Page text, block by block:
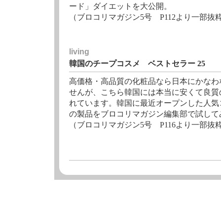
ード」ダイエットを大公開。
（ブロコリマガジン5号 P112より一部抜
living
韓国のチープコスメ ベストセラー 25
高価格・高品質の化粧品なら日本にかな
せんが、こちら韓国には本当に安くて良
れています。韓国に最近オープンした人
の製品をブロコリマガジン編集部で試し
（ブロコリマガジン5号 P116より一部抜